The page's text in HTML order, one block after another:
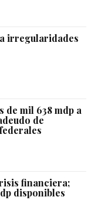
irregularidades
de mil 638 mdp a
de
financiera;
disponibles